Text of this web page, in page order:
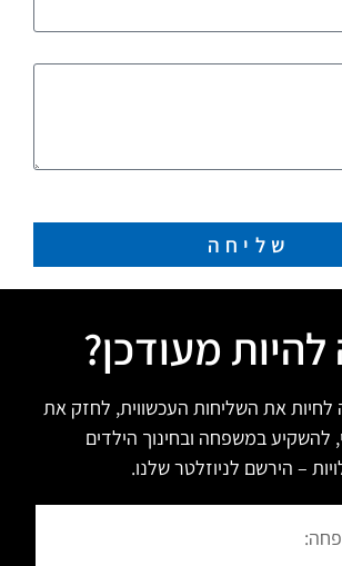
שליחה
להיות מעודכן?
את השליחות העכשווית, לחזק את
להשקיע במשפחה ובחינוך הילדים
– הירשם לניוזלטר שלנו.